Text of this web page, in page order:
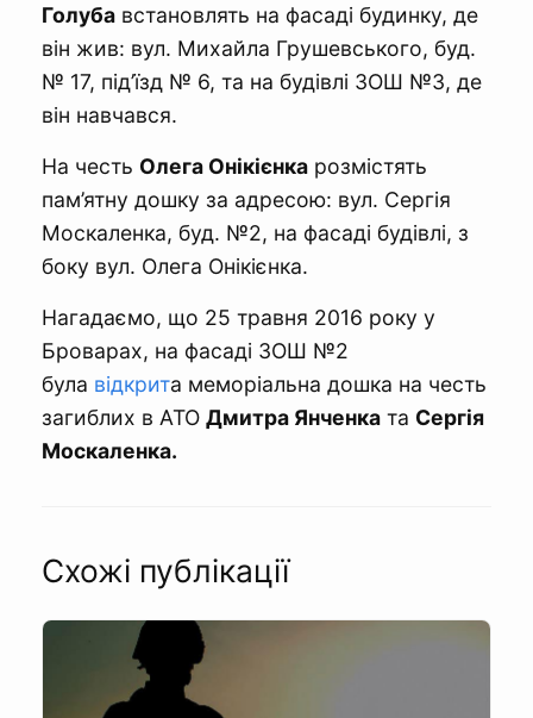
Голуба встановлять на фасаді будинку, де
він жив: вул. Михайла Грушевського, буд.
№ 17, під’їзд № 6, та на будівлі ЗОШ №3, де
він навчався.
На честь Олега Онікієнка розмістять
пам’ятну дошку за адресою: вул. Сергія
Москаленка, буд. №2, на фасаді будівлі, з
боку вул. Олега Онікієнка.
Нагадаємо, що 25 травня 2016 року у
Броварах, на фасаді ЗОШ №2
була відкрита меморіальна дошка на честь
загиблих в АТО Дмитра Янченка та Сергія
Москаленка.
Схожі публікації